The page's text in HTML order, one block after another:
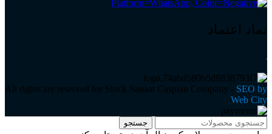
نماد اعتماد
All rights are reserved for Stock Sanaat Caspian Company - SEO by
Web City
جستجو